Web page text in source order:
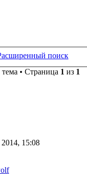
поиск
тема • Страница 1 из 1
15:08